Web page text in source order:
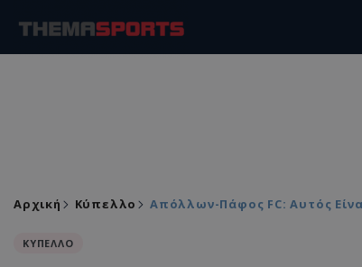
Αρχική Κύπελλο Απόλλων-Πάφος FC: Αυτός
ΚΥΠΕΛΛΟ